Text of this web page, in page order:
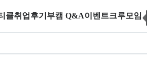
클취업후기 부캠 Q&A이벤트크루모임